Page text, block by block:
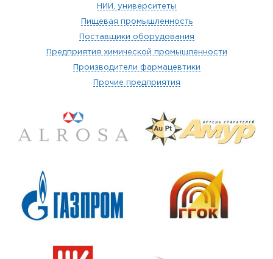
НИИ, университеты
Пищевая промышленность
Поставщики оборудования
Предприятия химической промышленности
Производители фармацевтики
Прочие предприятия